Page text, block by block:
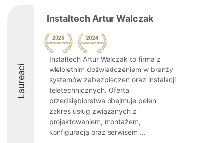
Laureaci
Instaltech Artur Walczak
Instaltech Artur Walczak to firma z
wieloletnim doświadczeniem w branży
systemów zabezpieczeń oraz instalacji
teletechnicznych. Oferta
przedsiębiorstwa obejmuje pełen
zakres usług związanych z
projektowaniem, montażem,
konfiguracją oraz serwisem ...